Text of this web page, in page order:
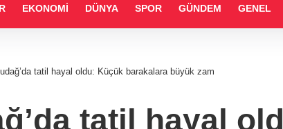
EKONOMİ DÜNYA SPOR GÜNDEM GENEL
tatil hayal oldu: Küçük barakalara büyük zam
tatil hayal